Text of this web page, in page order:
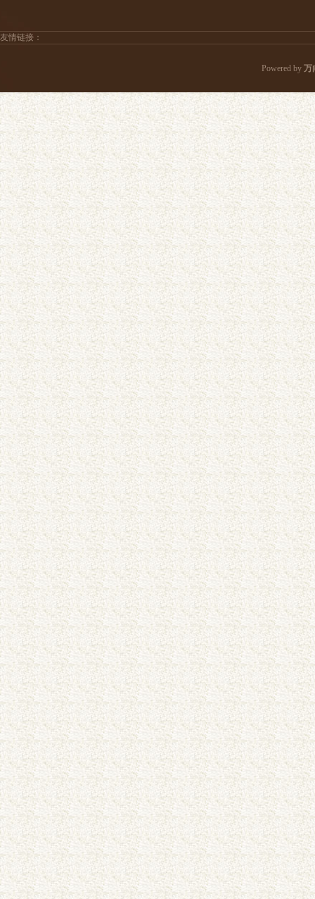
友情链接：
Powered by 万